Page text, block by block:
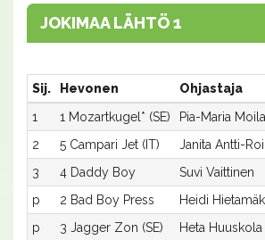
JOKIMAA LÄHTÖ 1
Sij. Hevonen Ohjastaja
1
1 Mozartkugel* (SE) Pia-Maria
2
5 Campari Jet (IT) Janita Antti-
3
4 Daddy Boy Suvi Vaittinen
p
2 Bad Boy Press Heidi
p
3 Jagger Zon (SE) Heta Huuskola